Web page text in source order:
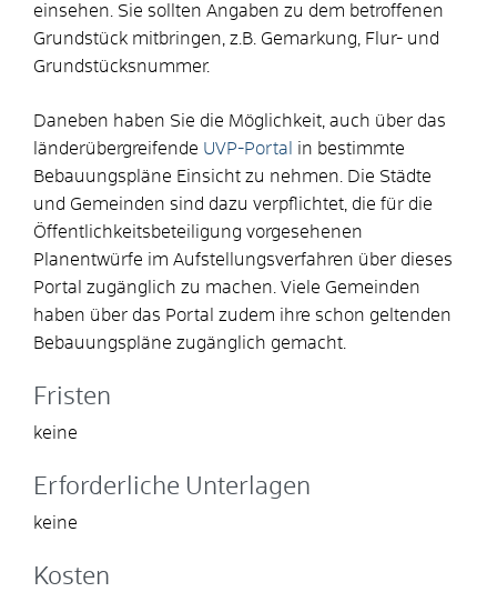
einsehen. Sie sollten Angaben zu dem betroffenen
Grundstück mitbringen, z.B. Gemarkung, Flur- und
Grundstücksnummer.
Daneben haben Sie die Möglichkeit, auch über das
länderübergreifende UVP-Portal
in bestimmte
Bebauungspläne Einsicht zu nehmen. Die Städte
und Gemeinden sind dazu verpflichtet, die für die
Öffentlichkeitsbeteiligung vorgesehenen
Planentwürfe im Aufstellungsverfahren über dieses
Portal zugänglich zu machen. Viele Gemeinden
haben über das Portal zudem ihre schon geltenden
Bebauungspläne zugänglich gemacht.
Fristen
keine
Erforderliche Unterlagen
keine
Kosten